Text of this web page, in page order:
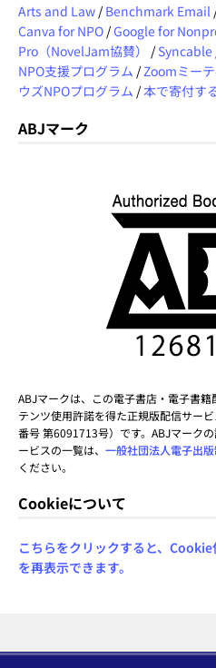
Arts and Law / Benchmark Email
Canva for NPO /Google for
Pro（NovelJam協賛）
/ Syncable
NPO支援プログラム / Zoomミー
ウズNPOプログラム /本で寄付す
ABJマーク
ABJマークは、この電子書店・電子書
テンツ使用許諾を得た正規版配信サー
番号 第6091713号）です。ABJマーク
ービスの一覧は、 一般社団法人電子出
ください。
Cookieについて
こちらをクリックすると、
を再表示できます。